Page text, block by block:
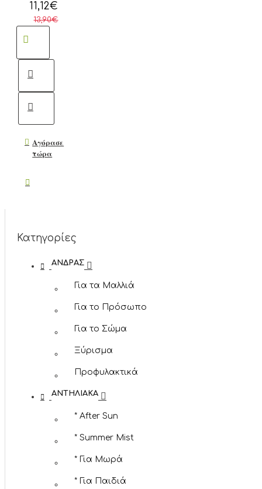
11,12€
13,90€
Αγόρασε
τώρα
Κατηγορίες
ΆΝΔΡΑΣ
Για τα Μαλλιά
Για το Πρόσωπο
Για το Σώμα
Ξύρισμα
Προφυλακτικά
ΑΝΤΗΛΙΑΚΆ
* After Sun
* Summer Mist
* Για Μωρά
* Για Παιδιά